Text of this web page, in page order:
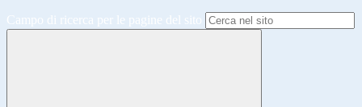
Campo di ricerca per le pagine del sito